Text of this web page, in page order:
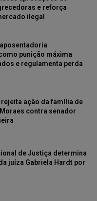
e reforça
ilegal
punição máxima
e regulamenta perda
ação da família de
contra senador
de Justiça determina
juíza Gabriela Hardt por